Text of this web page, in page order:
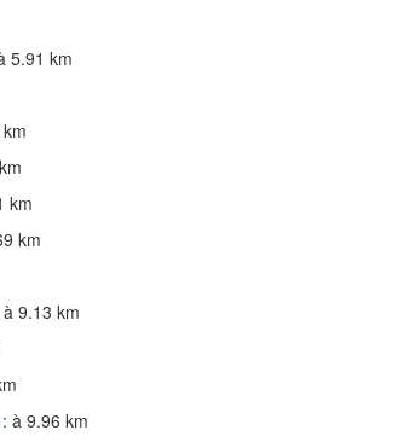
5.91 km
km
km
à 9.13 km
: à 9.96 km